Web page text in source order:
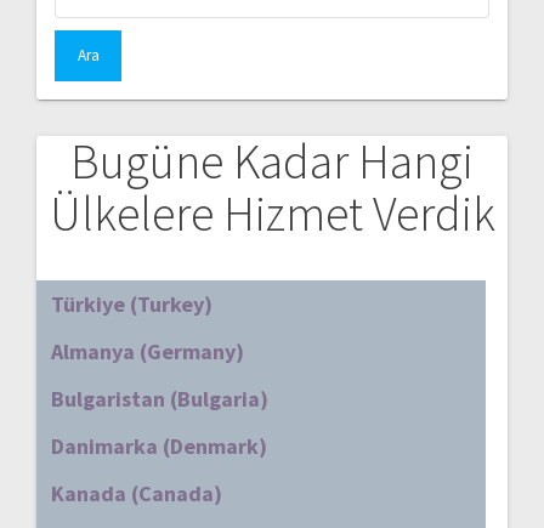
Bugüne Kadar Hangi
Ülkelere Hizmet Verdik
Türkiye (Turkey)
Almanya (Germany)
Bulgaristan (Bulgaria)
Danimarka (Denmark)
Kanada (Canada)